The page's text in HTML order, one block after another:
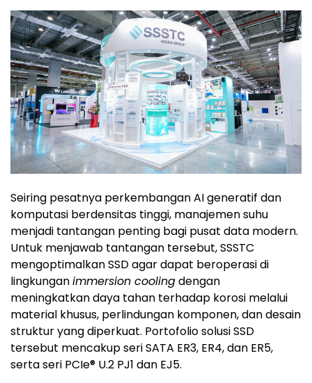
Seiring pesatnya perkembangan AI generatif dan
komputasi berdensitas tinggi, manajemen suhu
menjadi tantangan penting bagi pusat data modern.
Untuk menjawab tantangan tersebut, SSSTC
mengoptimalkan SSD agar dapat beroperasi di
lingkunganimmersion coolingdengan
meningkatkan daya tahan terhadap korosi melalui
material khusus, perlindungan komponen, dan desain
struktur yang diperkuat. Portofolio solusi SSD
tersebut mencakup seri SATA ER3, ER4, dan ER5,
serta seri PCIe® U.2 PJ1 dan EJ5.